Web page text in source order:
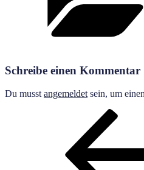
Schreibe einen Kommentar
Du musst angemeldet sein, um
Beitragsnavigation